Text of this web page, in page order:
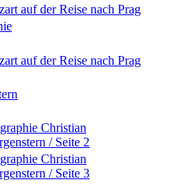
auf der Reise nach Prag
auf der Reise nach Prag
Christian
/ Seite 2
Christian
/ Seite 3